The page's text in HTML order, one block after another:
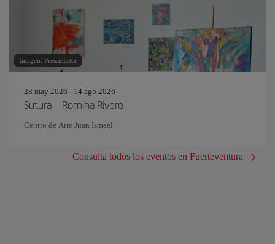
Imagen: Pressmaster
28 may 2026 - 14 ago 2026
Sutura – Romina Rivero
Centro de Arte Juan Ismael
Consulta todos los eventos en Fuerteventura